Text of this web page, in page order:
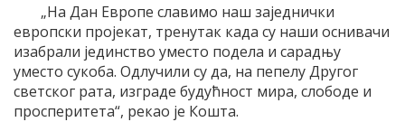
„На Дан Европе славимо наш заједнички
европски пројекат, тренутак када су наши оснивачи
изабрали јединство уместо подела и сарадњу
уместо сукоба. Одлучили су да, на пепелу Другог
светског рата, изграде будућност мира, слободе и
просперитета“, рекао је Кошта.